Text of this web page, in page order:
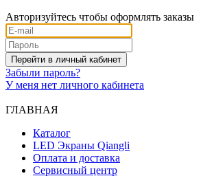
Авторизуйтесь чтобы оформлять заказы
Забыли пароль?
У меня нет личного кабинета
ГЛАВНАЯ
Каталог
LED Экраны Qiangli
Оплата и доставка
Сервисный центр